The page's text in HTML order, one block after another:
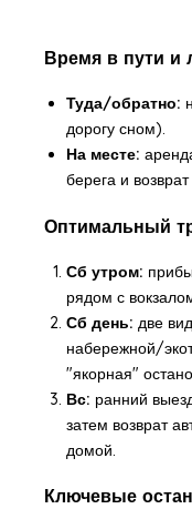
Время в пути и
Туда/обратно:
дорогу сном).
На месте:
берега и
Оптимальный
Сб утром:
рядом с
Сб день: две
набережной/
"якорная"
Вс: ранний
затем возврат
домой.
Ключевые